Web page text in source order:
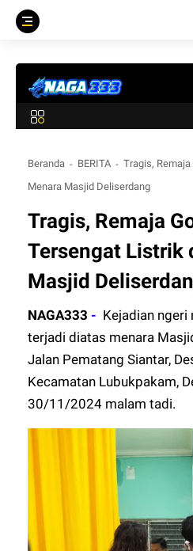
Beranda BERITA
Tragis,
Menara Masjid Deliserdang
Tragis, Remaja
Tersengat Listrik
Masjid
NAGA333 - Kejadian ngeri
terjadi diatas menara
Jalan Pematang Siantar,
Kecamatan Lubukpakam,
30/11/2024 malam tadi.